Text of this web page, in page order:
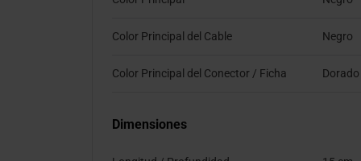
Color Principal del Cable Negro
Color Principal del Conector / Ficha Dorado
Dimensiones